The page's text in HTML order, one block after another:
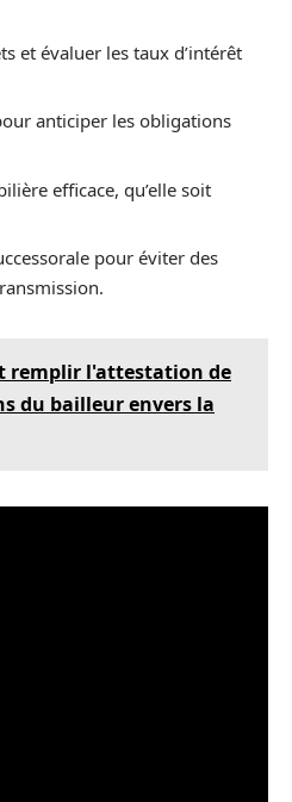
et évaluer les taux d’intérêt
anticiper les obligations
efficace, qu’elle soit
pour éviter des
remplir l'attestation de
du bailleur envers la